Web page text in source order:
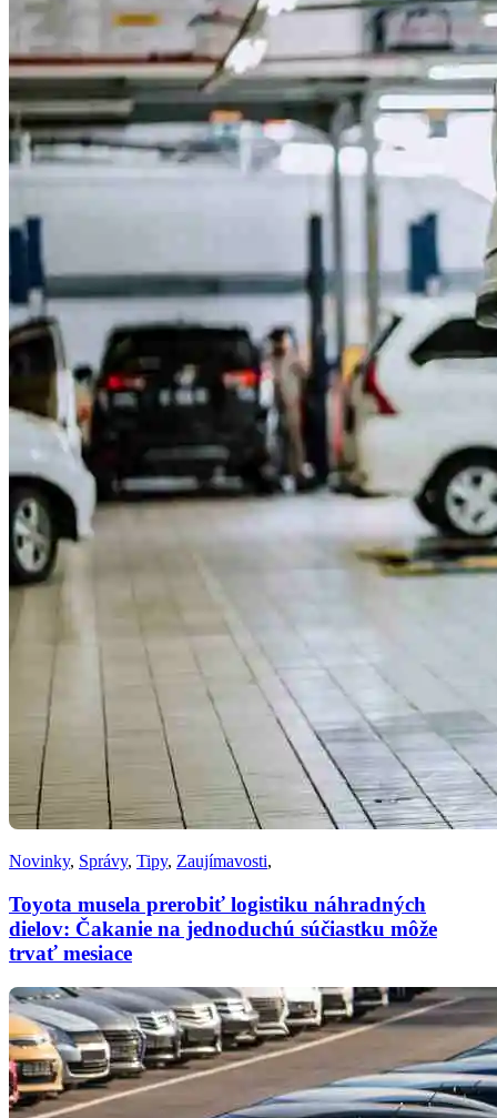
Novinky, Správy, Tipy, Zaujímavosti,
Toyota musela prerobiť logistiku náhradných
dielov: Čakanie na jednoduchú súčiastku môže
trvať mesiace